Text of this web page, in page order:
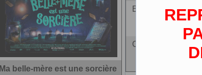
Ma belle-mère est une sorcière
Enfant - 10.00 $
(2-12 ans)
Ciné-carte - 0.00 $